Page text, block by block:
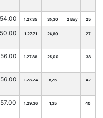
54.00 1.27.35 35,30 2 Boy 25
50.00 1.27.71 26,60 27
56.00 1.27.86 25,00 38
56.00 1.28.24 8,25 42
57.00 1.29.36 1,35 40